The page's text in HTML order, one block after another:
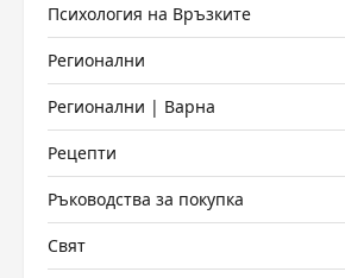
Психология на Връзките
Регионални
Регионални | Варна
Рецепти
Ръководства за покупка
Свят